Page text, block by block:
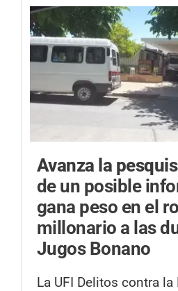
Avanza la
de un posible
gana peso en el
millonario a las
Jugos Bonano
La UFI Delitos contra la